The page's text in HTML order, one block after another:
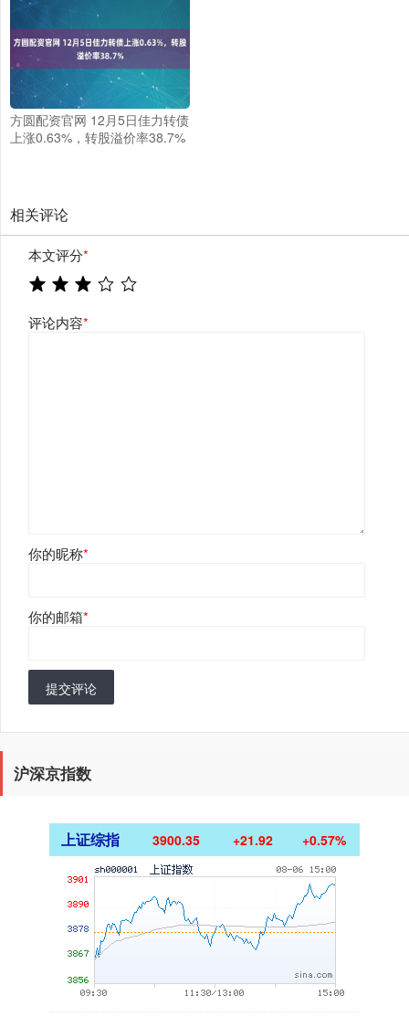
方圆配资官网 12月5日佳力转债
上涨0.63%，转股溢价率38.7%
相关评论
本文评分*
评论内容*
你的昵称*
你的邮箱*
提交评论
沪深京指数
上证综指 3900.35 +21.92 +0.57%